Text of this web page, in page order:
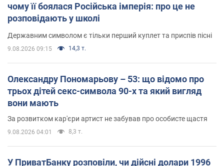
чому її боялася Російська імперія: про це не
розповідають у школі
Державним символом є тільки перший куплет та приспів пісні
9.08.2026 09:15 14,3 т.
Олександру Пономарьову – 53: що відомо про
трьох дітей секс-символа 90-х та який вигляд
вони мають
За розвитком кар'єри артист не забував про особисте щастя
9.08.2026 04:01 8,3 т.
У ПриватБанку розповіли, чи дійсні долари 1996